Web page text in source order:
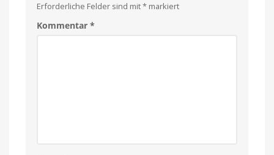
auf
iPhones
Erforderliche Felder sind mit* markiert
Kommentar *